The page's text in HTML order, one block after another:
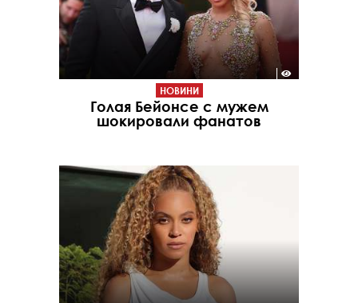
НОВИНИ
Голая Бейонсе с мужем
шокировали фанатов